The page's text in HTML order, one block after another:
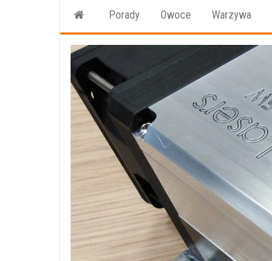
Porady Owoce Warzywa